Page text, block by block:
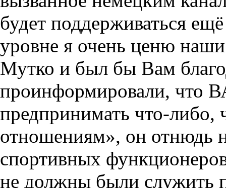
будет поддерживаться
уровне я очень ценю
Мутко и был бы Вам
проинформировали, что
предпринимать что-либо,
отношениям», он отнюдь
спортивных
не должны были служить